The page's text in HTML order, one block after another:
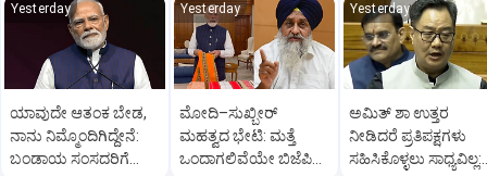
Yesterday
ಯಾವುದೇ ಆತಂಕ ಬೇಡ,
ನಾನು ನಿಮ್ಮೊಂದಿಗಿದ್ದೇನೆ:
ಬಂಡಾಯ ಸಂಸದರಿಗೆ
Yesterday
ಮೋದಿ–ಸುಖ್ಬೀರ್
ಮಹತ್ವದ ಭೇಟಿ: ಮತ್ತೆ
ಒಂದಾಗಲಿವೆಯೇ ಬಿಜೆಪಿ–
Yesterday
ಅಮಿತ್ ಶಾ ಉತ್ತರ
ನೀಡಿದರೆ ಪ್ರತಿಪಕ್ಷಗಳು
ಸಹಿಸಿಕೊಳ್ಳಲು ಸಾಧ್ಯವಿಲ್ಲ: